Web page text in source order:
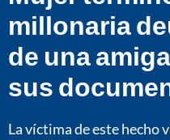
millonaria
de una
sus
La víctima de este hecho